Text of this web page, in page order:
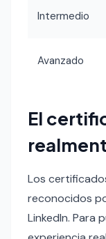
Intermedio
Avanzado
El
Los
reconocidos
LinkedIn. Para